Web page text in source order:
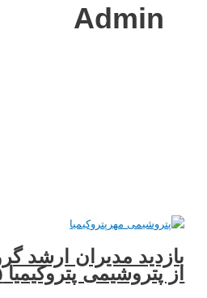
مدیران ارشد گروه
پتروکیمیا ۱۴۰۱/۰۶/۰۵